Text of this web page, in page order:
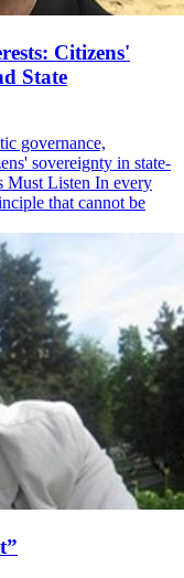
Citizens'
State
governance,
sovereignty in state-
Must Listen In every
that cannot be